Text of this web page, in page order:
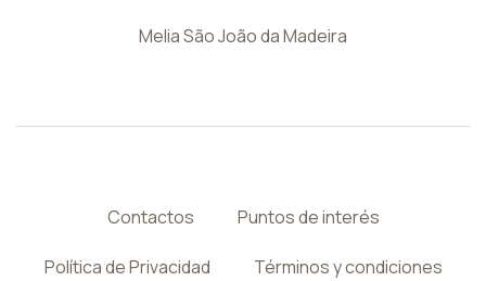
Melia São João da Madeira
Contactos Puntos de interés
Política de Privacidad Términos y condiciones